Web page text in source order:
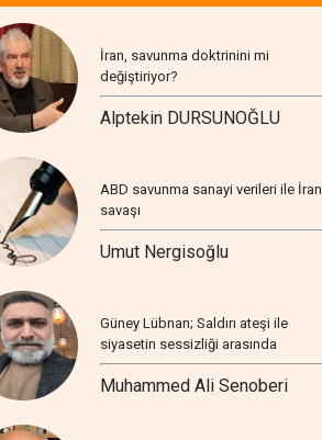
İran, savunma doktrinini mi
değiştiriyor?
Alptekin DURSUNOĞLU
ABD savunma sanayi verileri ile İran
savaşı
Umut Nergisoğlu
Güney Lübnan; Saldırı ateşi ile
siyasetin sessizliği arasında
Muhammed Ali Senoberi